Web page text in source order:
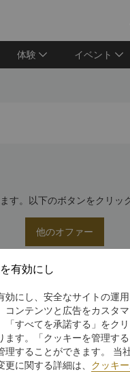
体験 イベント
す。以下のボタンをクリッ
他のオファー
・ラ グル
有効にし
効にし、安全なサイトの運
コンテンツと広告をカスタ
「すべてを承諾する」をク
ます。「クッキーを管理す
理することができます。 当
に関する詳細は、 クッキ